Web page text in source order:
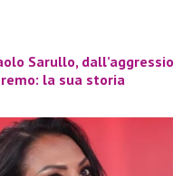
Sarullo,
la sua storia